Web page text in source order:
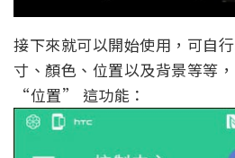
接下來就可以開始使用，可自
寸、顏色、位置以及背景等等
“位置” 這功能：